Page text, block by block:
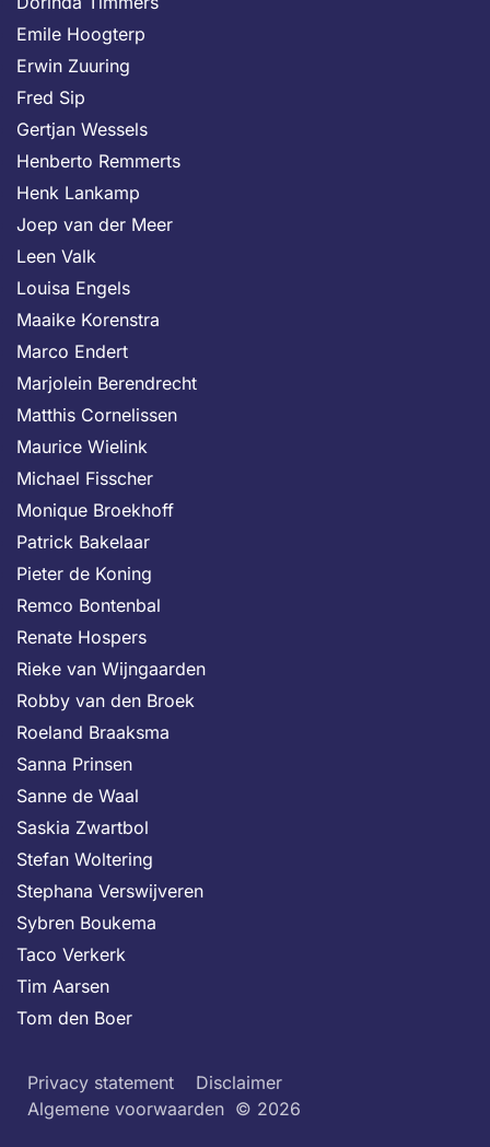
Emile Hoogterp
Erwin Zuuring
Fred Sip
Gertjan Wessels
Henberto Remmerts
Henk Lankamp
Joep van der Meer
Leen Valk
Louisa Engels
Maaike Korenstra
Marco Endert
Marjolein Berendrecht
Matthis Cornelissen
Maurice Wielink
Michael Fisscher
Monique Broekhoff
Patrick Bakelaar
Pieter de Koning
Remco Bontenbal
Renate Hospers
Rieke van Wijngaarden
Robby van den Broek
Roeland Braaksma
Sanna Prinsen
Sanne de Waal
Saskia Zwartbol
Stefan Woltering
Stephana Verswijveren
Sybren Boukema
Taco Verkerk
Tim Aarsen
Tom den Boer
Privacy statement
Disclaimer
Algemene voorwaarden © 2026